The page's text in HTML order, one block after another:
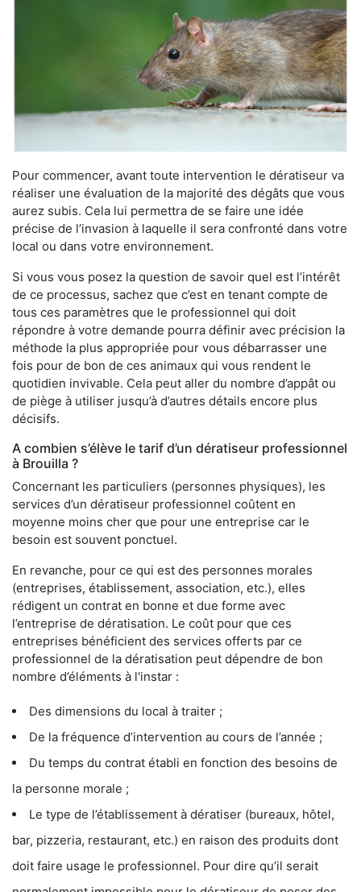
Pour commencer, avant toute intervention le dératiseur va
réaliser une évaluation de la majorité des dégâts que vous
aurez subis. Cela lui permettra de se faire une idée
précise de l’invasion à laquelle il sera confronté dans votre
local ou dans votre environnement.
Si vous vous posez la question de savoir quel est l’intérêt
de ce processus, sachez que c’est en tenant compte de
tous ces paramètres que le professionnel qui doit
répondre à votre demande pourra définir avec précision la
méthode la plus appropriée pour vous débarrasser une
fois pour de bon de ces animaux qui vous rendent le
quotidien invivable. Cela peut aller du nombre d’appât ou
de piège à utiliser jusqu’à d’autres détails encore plus
décisifs.
A combien s’élève le tarif d’un dératiseur professionnel
à Brouilla ?
Concernant les particuliers (personnes physiques), les
services d’un dératiseur professionnel coûtent en
moyenne moins cher que pour une entreprise car le
besoin est souvent ponctuel.
En revanche, pour ce qui est des personnes morales
(entreprises, établissement, association, etc.), elles
rédigent un contrat en bonne et due forme avec
l’entreprise de dératisation. Le coût pour que ces
entreprises bénéficient des services offerts par ce
professionnel de la dératisation peut dépendre de bon
nombre d’éléments à l'instar :
Des dimensions du local à traiter ;
De la fréquence d’intervention au cours de l’année ;
Du temps du contrat établi en fonction des besoins de
la personne morale ;
Le type de l’établissement à dératiser (bureaux, hôtel,
bar, pizzeria, restaurant, etc.) en raison des produits dont
doit faire usage le professionnel. Pour dire qu’il serait